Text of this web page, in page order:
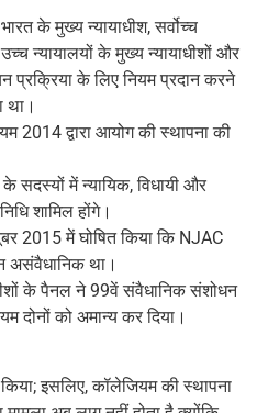
के मुख्य न्यायाधीश, सर्वोच्च
न्यायालयों के मुख्य न्यायाधीशों और
प्रक्रिया के लिए नियम प्रदान करने
था।
2014 द्वारा आयोग की स्थापना की
सदस्यों में न्यायिक, विधायी और
शामिल होंगे।
2015 में घोषित किया कि NJAC
असंवैधानिक था।
के पैनल ने 99वें संवैधानिक संशोधन
दोनों को अमान्य कर दिया।
इसलिए, कॉलेजियम की स्थापना